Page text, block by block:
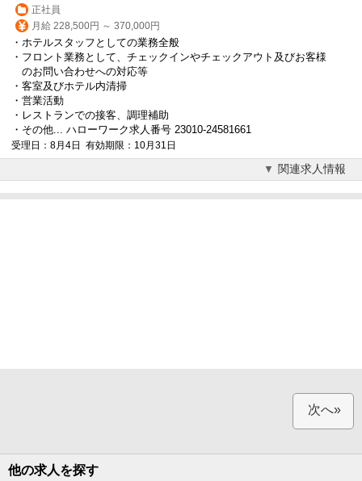
正社員
月給 228,500円 ～ 370,000円
・ホテルスタッフとしての業務全般
・フロント業務として、チェックインやチェックアウト及びお客様
のお問い合わせへの対応等
・客室及びホテル内清掃
・営業活動
・レストランでの接客 、調理補助
・その他... ハローワーク求人番号 23010-24581661
受理日：8月4日 有効期限：10月31日
関連求人情報
次へ»
他の求人を探す